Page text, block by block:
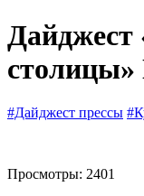
Дайджест
#Дайджест прессы
Просмотры: 2401